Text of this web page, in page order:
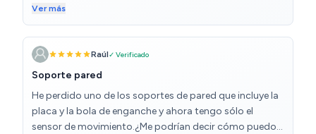
funciona perfectamente
Ver más
Raúl✓ Verificado
Soporte pared
He perdido uno de los soportes de pared que incluye la
placa y la bola de enganche y ahora tengo sólo el
sensor de movimiento.¿Me podrían decir cómo puedo